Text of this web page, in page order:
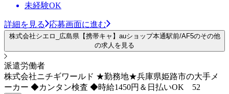
未経験OK
詳細を見る 応募画面に進む
株式会社シエロ_広島県【携帯キャ】auショップ本通駅前/AF5のその他
の求人を見る
派遣労働者
株式会社ニチギワールド ★勤務地★兵庫県姫路市の大手メ
ーカー ◆カンタン検査 ◆時給1450円＆日払いOK 52